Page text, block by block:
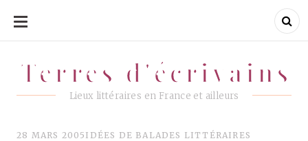
ALLER
CONTENU
Terres d'écrivains
Lieux littéraires en France et ailleurs
Terres d'écrivains
28 MARS 2005 IDÉES DE BALADES LITTÉRAIRES